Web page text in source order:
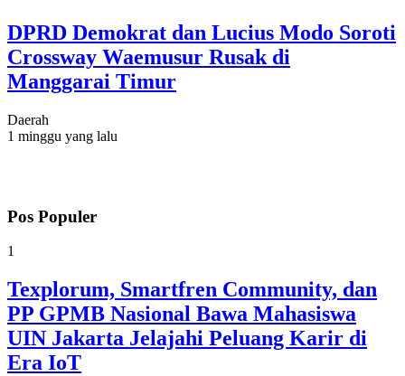
DPRD Demokrat dan Lucius Modo Soroti
Crossway Waemusur Rusak di
Manggarai Timur
Daerah
1 minggu yang lalu
Pos Populer
1
Texplorum, Smartfren Community, dan
PP GPMB Nasional Bawa Mahasiswa
UIN Jakarta Jelajahi Peluang Karir di
Era IoT